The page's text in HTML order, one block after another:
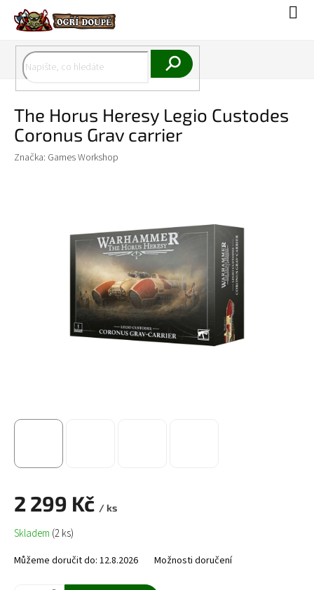
obsah
The Horus Heresy Legio Custodes
Coronus Grav carrier
Značka: Games Workshop
2 299 Kč / ks
Měrná
cena:
Skladem (2 ks)
Můžeme doručit do: 12.8.2026 Možnosti doručení